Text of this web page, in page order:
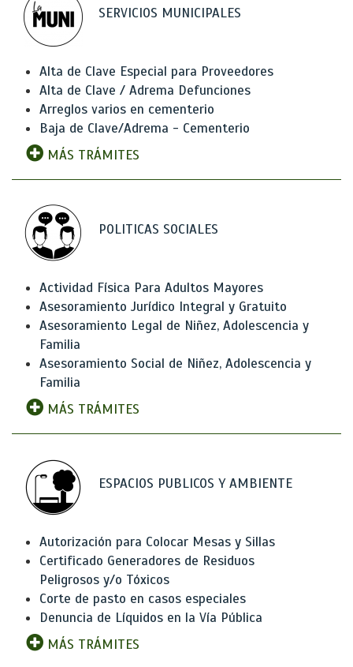
SERVICIOS MUNICIPALES
Alta de Clave Especial para Proveedores
Alta de Clave / Adrema Defunciones
Arreglos varios en cementerio
Baja de Clave/Adrema - Cementerio
MÁS TRÁMITES
POLITICAS SOCIALES
Actividad Física Para Adultos Mayores
Asesoramiento Jurídico Integral y Gratuito
Asesoramiento Legal de Niñez, Adolescencia y
Familia
Asesoramiento Social de Niñez, Adolescencia y
Familia
MÁS TRÁMITES
ESPACIOS PUBLICOS Y AMBIENTE
Autorización para Colocar Mesas y Sillas
Certificado Generadores de Residuos
Peligrosos y/o Tóxicos
Corte de pasto en casos especiales
Denuncia de Líquidos en la Vía Pública
MÁS TRÁMITES